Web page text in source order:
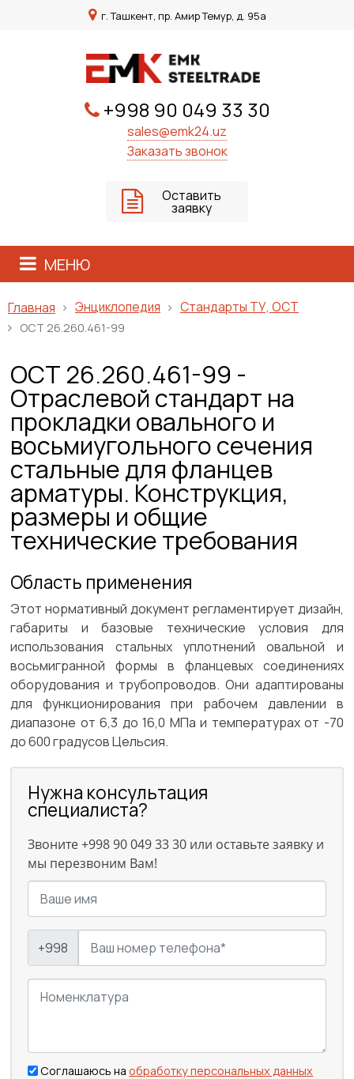
г. Ташкент, пр. Амир Темур, д. 95а
+998 90 049 33 30
sales@emk24.uz
Заказать звонок
Оставить
заявку
МЕНЮ
Главная Энциклопедия Стандарты ТУ, ОСТ
ОСТ 26.260.461-99
ОСТ 26.260.461-99 -
Отраслевой стандарт на
прокладки овального и
восьмиугольного сечения
стальные для фланцев
арматуры. Конструкция,
размеры и общие
технические требования
Область применения
Этот нормативный документ регламентирует дизайн,
габариты и базовые технические условия для
использования стальных уплотнений овальной и
восьмигранной формы в фланцевых соединениях
оборудования и трубопроводов. Они адаптированы
для функционирования при рабочем давлении в
диапазоне от 6,3 до 16,0 МПа и температурах от -70
до 600 градусов Цельсия.
Нужна консультация
специалиста?
Звоните +998 90 049 33 30 или оставьте заявку и
мы перезвоним Вам!
+998
Соглашаюсь наобработку персональных данных